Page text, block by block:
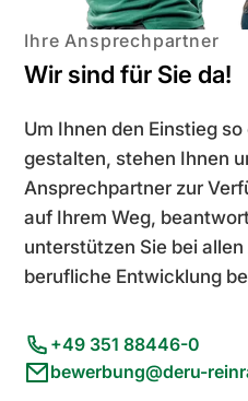
Ihre Ansprechpartner
Wir sind für Sie da!
Um Ihnen den Einstieg
gestalten, stehen Ihnen
Ansprechpartner zur
auf Ihrem Weg,
unterstützen Sie bei
berufliche Entwicklung
+49 351 88446-0
bewerbung@deru-